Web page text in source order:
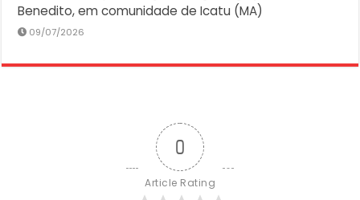
Benedito, em comunidade de Icatu (MA)
09/07/2026
0
Article Rating